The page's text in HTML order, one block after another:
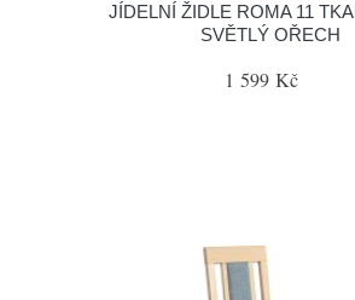
JÍDELNÍ ŽIDLE ROMA 11
SVĚTLÝ OŘECH
1 599 Kč